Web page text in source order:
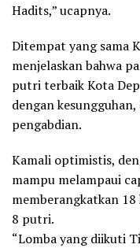
Hadits,” ucapnya.
Ditempat yang sama
menjelaskan bahwa
putri terbaik Kota
dengan
pengabdian.
Kamali optimistis,
mampu melampaui
memberangkatkan
8 putri.
“Lomba yang diikuti